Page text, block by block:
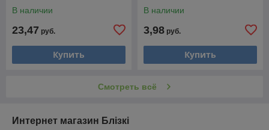
В наличии
23,47 руб.
Купить
В наличии
3,98 руб.
Купить
Смотреть всё
Интернет магазин Блiзкi